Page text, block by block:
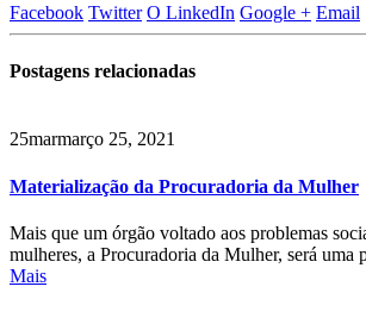
Facebook Twitter O LinkedIn Google + Email
Postagens relacionadas
25marmarço 25, 2021
Materialização da Procuradoria da Mulher
Mais que um órgão voltado aos problemas
mulheres, a Procuradoria da Mulher, será uma
Mais